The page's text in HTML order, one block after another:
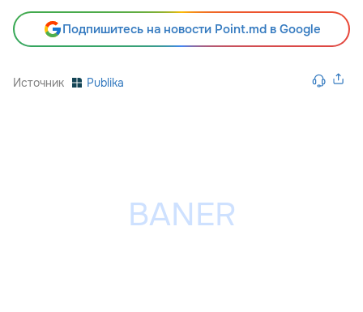
Подпишитесь на новости Point.md в Google
Источник Publika